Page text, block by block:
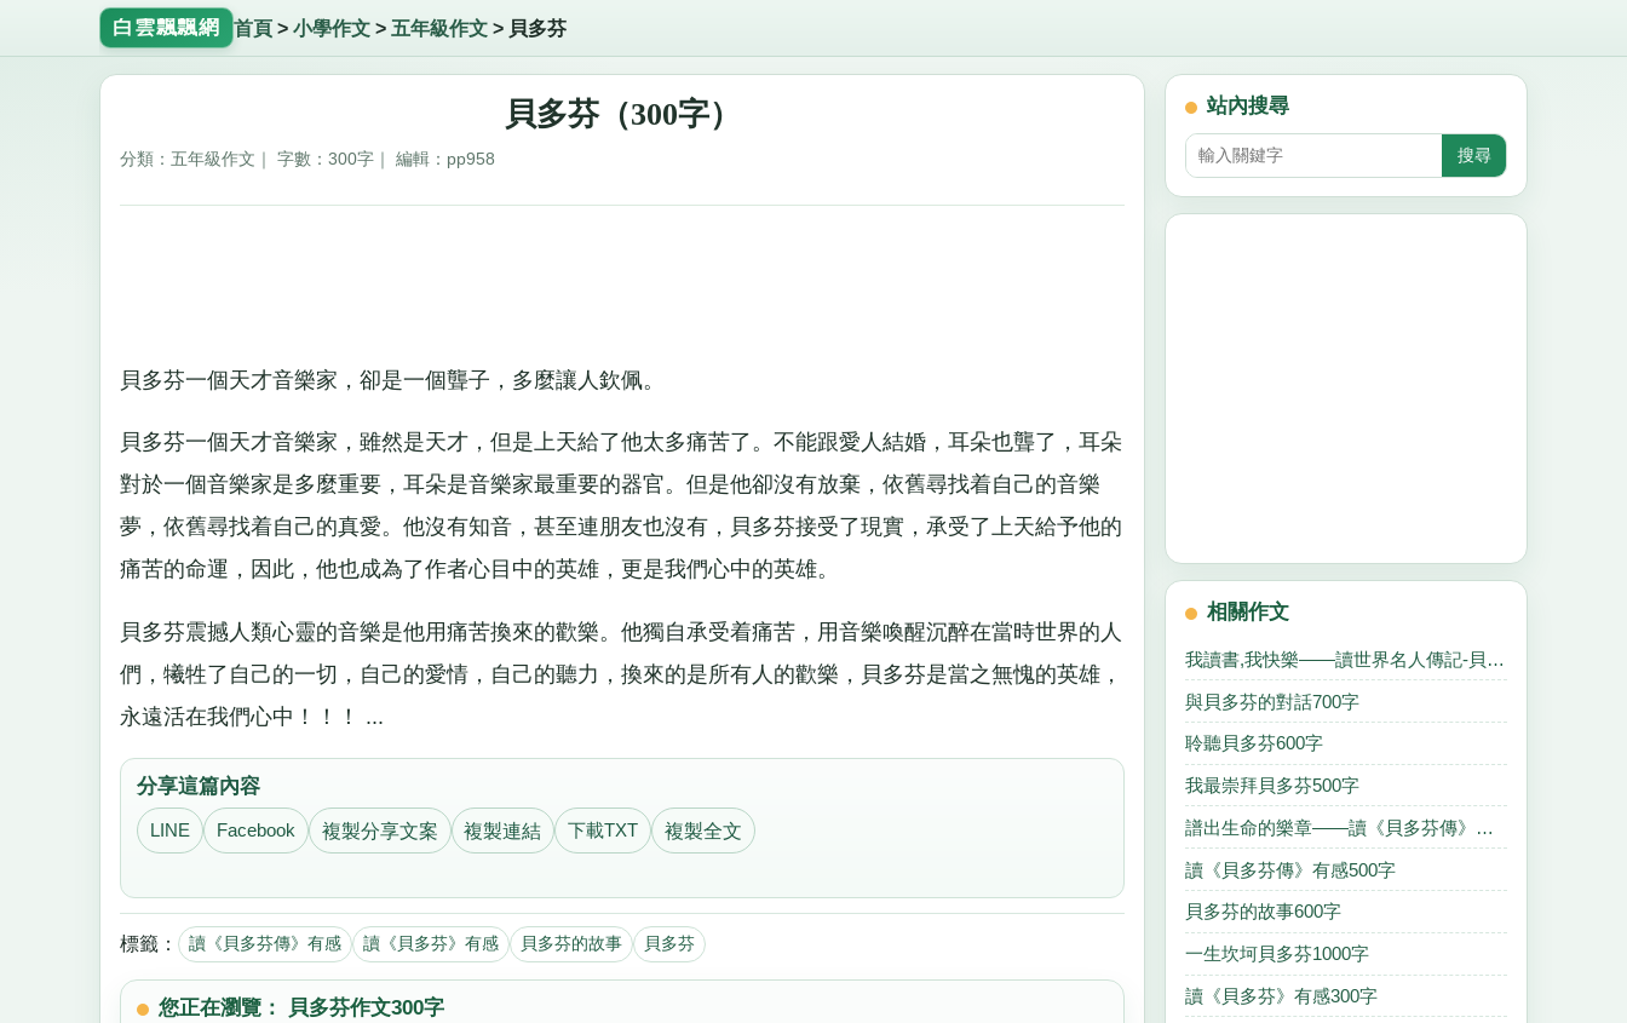
白雲飄飄網 首頁> 小學作文> 五年級作文> 貝多芬
貝多芬（300字）
分類：五年級作文｜ 字數：300字｜ 編輯：pp958
貝多芬一個天才音樂家，卻是一個聾子，多麼讓人欽佩。
貝多芬一個天才音樂家，雖然是天才，但是上天給了他太多痛苦了。不能跟愛人結婚，耳朵也聾了，耳朵
對於一個音樂家是多麼重要，耳朵是音樂家最重要的器官。但是他卻沒有放棄，依舊尋找着自己的音樂
夢，依舊尋找着自己的真愛。他沒有知音，甚至連朋友也沒有，貝多芬接受了現實，承受了上天給予他的
痛苦的命運，因此，他也成為了作者心目中的英雄，更是我們心中的英雄。
貝多芬震撼人類心靈的音樂是他用痛苦換來的歡樂。他獨自承受着痛苦，用音樂喚醒沉醉在當時世界的人
們，犧牲了自己的一切，自己的愛情，自己的聽力，換來的是所有人的歡樂，貝多芬是當之無愧的英雄，
永遠活在我們心中！！！ ...
分享這篇內容
LINE Facebook 複製分享文案 複製連結 下載TXT 複製全文
標籤： 讀《貝多芬傳》有感 讀《貝多芬》有感 貝多芬的故事 貝多芬
您正在瀏覽： 貝多芬作文300字
站內搜尋
相關作文
我讀書,我快樂——讀世界名人傳記-貝多芬有感1400字
與貝多芬的對話700字
聆聽貝多芬600字
我最崇拜貝多芬500字
譜出生命的樂章——讀《貝多芬傳》有感600字
讀《貝多芬傳》有感500字
貝多芬的故事600字
一生坎坷貝多芬1000字
讀《貝多芬》有感300字